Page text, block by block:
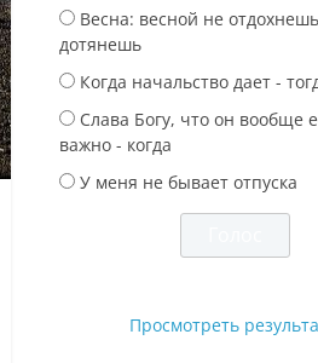
Весна: весной не
дотянешь
Когда начальство дает -
Слава Богу, что он вообще
важно - когда
У меня не бывает отпуска
Просмотреть